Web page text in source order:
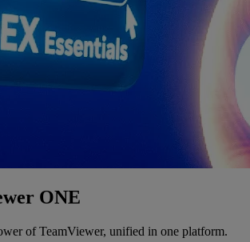
ONE
of TeamViewer, unified in one platform.